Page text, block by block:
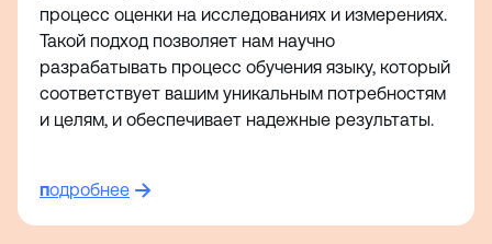
процесс оценки на исследованиях и измерениях.
Такой подход позволяет нам научно
разрабатывать процесс обучения языку, который
соответствует вашим уникальным потребностям
и целям, и обеспечивает надежные результаты.
подробнее